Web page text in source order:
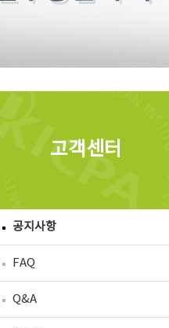
고객센터
공지사항
FAQ
Q&A